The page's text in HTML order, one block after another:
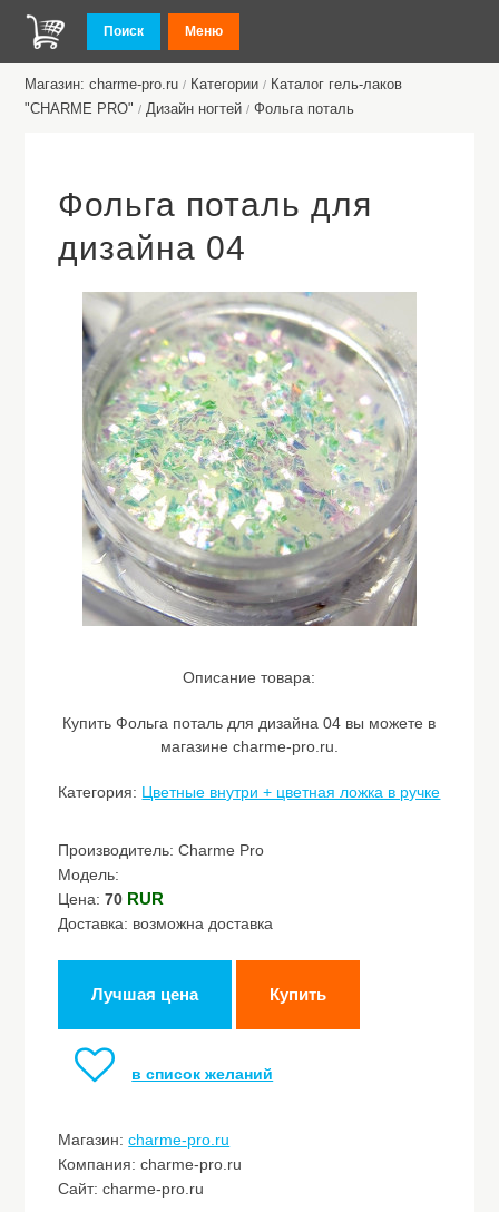
Поиск Меню
Магазин: charme-pro.ru / Категории / Каталог гель-лаков
"CHARME PRO" / Дизайн ногтей / Фольга поталь
Фольга поталь для
дизайна 04
Описание товара:
Купить Фольга поталь для дизайна 04 вы можете в
магазине charme-pro.ru.
Категория: Цветные внутри + цветная ложка в ручке
Производитель: Charme Pro
Модель:
Цена:70 RUR
Доставка: возможна доставка
Лучшая цена Купить
в список желаний
Магазин:charme-pro.ru
Компания: charme-pro.ru
Сайт: charme-pro.ru